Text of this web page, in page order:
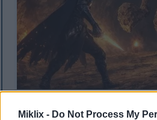
Miklix - Do Not Process My
ィガー トロールと対峙するブラ